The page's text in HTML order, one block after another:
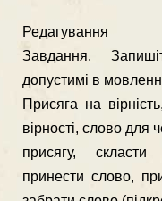
Редагування
Завдання.
допустимі в
Присяга на
вірності, слово для
присягу,
принести слово,